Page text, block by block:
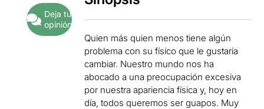
Deja tu
opinión
Quien más quien menos tiene algún
problema con su físico que le gustaría
cambiar. Nuestro mundo nos ha
abocado a una preocupación excesiva
por nuestra apariencia física y, hoy en
día, todos queremos ser guapos. Muy